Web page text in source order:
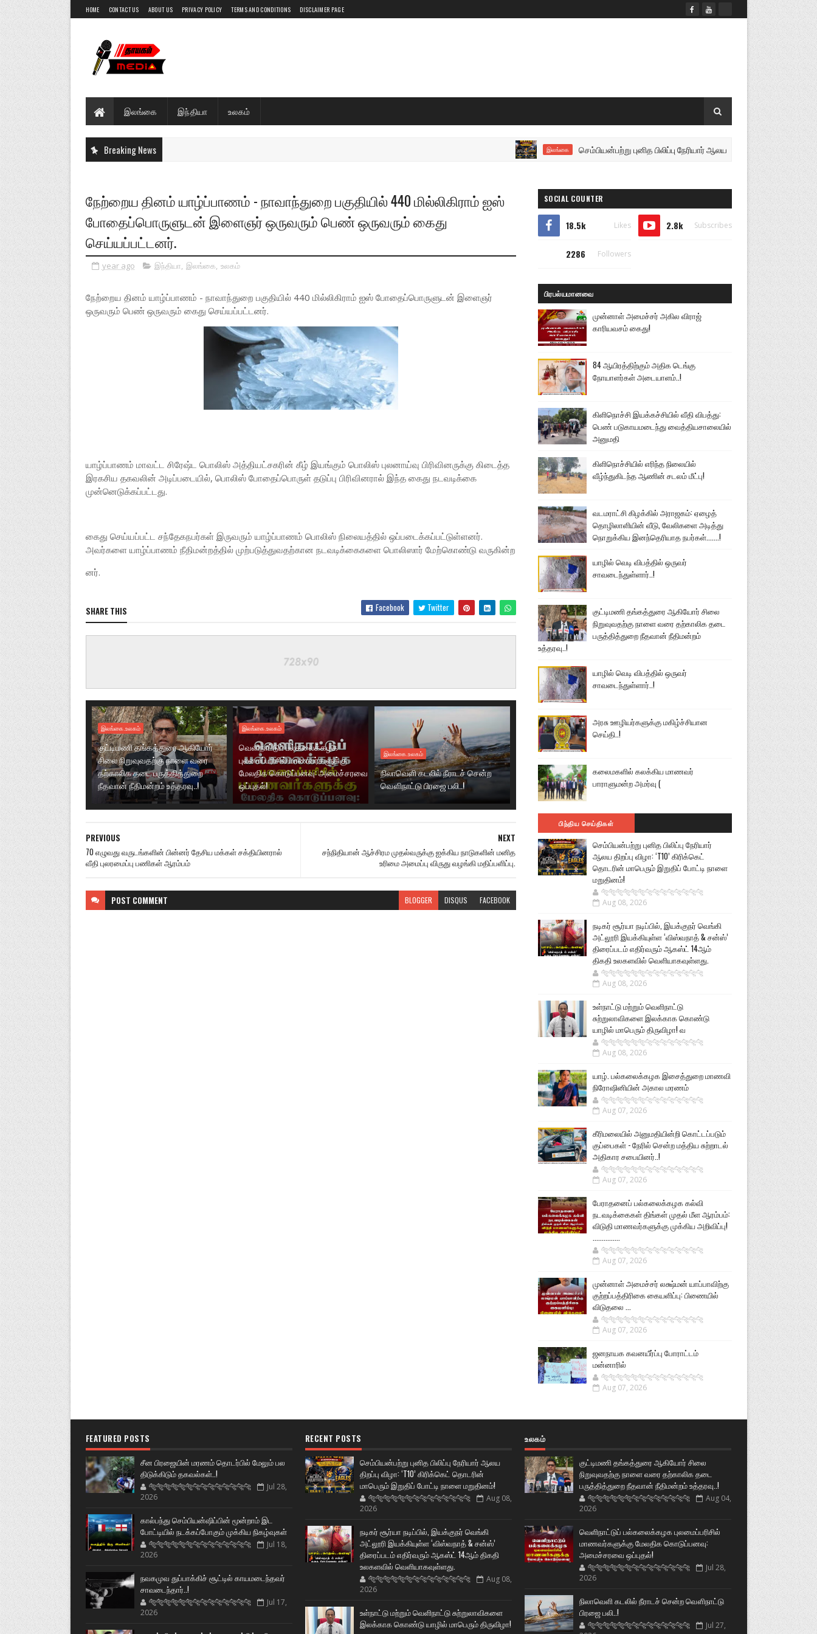
HOME CONTACT US ABOUT US PRIVACY POLICY TERMS AND CONDITIONS DISCLAIMER PAGE
இலங்கை இந்தியா உலகம்
Breaking News இலங்கை செம்பியன்பற்று புனித பிலிப்பு நேரியார் ஆலய திறப்பு விழா: ‘T10’
நேற்றைய தினம் யாழ்ப்பாணம் - நாவாந்துறை பகுதியில் 440 மில்லிகிராம் ஐஸ்
போதைப்பொருளுடன் இளைஞர் ஒருவரும் பெண் ஒருவரும் கைது
செய்யப்பட்டனர்.
year ago இந்தியா, இலங்கை, உலகம்
நேற்றைய தினம் யாழ்ப்பாணம் - நாவாந்துறை பகுதியில் 440 மில்லிகிராம் ஐஸ் போதைப்பொருளுடன் இளைஞர்
ஒருவரும் பெண் ஒருவரும் கைது செய்யப்பட்டனர்.
யாழ்ப்பாணம் மாவட்ட சிரேஷ்ட பொலிஸ் அத்தியட்சகரின் கீழ் இயங்கும் பொலிஸ் புலனாய்வு பிரிவினருக்கு கிடைத்த
இரகசிய தகவலின் அடிப்படையில், பொலிஸ் போதைப்பொருள் தடுப்பு பிரிவினரால் இந்த கைது நடவடிக்கை
முன்னெடுக்கப்பட்டது.
கைது செய்யப்பட்ட சந்தேகநபர்கள் இருவரும் யாழ்ப்பாணம் பொலிஸ் நிலையத்தில் ஒப்படைக்கப்பட்டுள்ளனர்.
அவர்களை யாழ்ப்பாணம் நீதிமன்றத்தில் முற்படுத்துவதற்கான நடவடிக்கைகளை பொலிஸார் மேற்கொண்டு வருகின்ற
னர்.
SHARE THIS Facebook Twitter
இலங்கை.உலகம்
குட்டிமணி தங்கத்துரை ஆகியோர்
சிலை நிறுவுவதற்கு நாளை வரை
தற்காலிக தடை பருத்தித்துறை
நீதவான் நீதிமன்றம் உத்தரவு..!
இலங்கை.உலகம்
வெளிநாட்டுப் பல்கலைக்கழக
புலமைப்பரிசில் மாணவர்களுக்கு
மேலதிக கொடுப்பனவு: அமைச்சரவை
ஒப்புதல்!
இலங்கை.உலகம்
நிலாவெளி கடலில் நீராடச் சென்ற
வௌிநாட்டு பிரஜை பலி..!
NEXT
சந்நிதியான் ஆச்சிரம முதல்வருக்கு ஐக்கிய நாடுகளின் மனித
உரிமை அமைப்பு விருது வழங்கி மதிப்பளிப்பு.
PREVIOUS
70 எழுவது வருடங்களின் பின்னர் தேசிய மக்கள் சக்தியினரால்
வீதி புலரமைப்பு பணிகள் ஆரம்பம்
POST COMMENT BLOGGER DISQUS FACEBOOK
SOCIAL COUNTER
18.5k Likes 2.8k Subscribes
2286 Followers
பிரபல்யமானவை
முன்னாள் அமைச்சர் அகில விராஜ்
காரியவசம் கைது!
84 ஆயிரத்திற்கும் அதிக டெங்கு
நோயாளர்கள் அடையாளம்..!
கிளிநொச்சி இயக்கச்சியில் வீதி விபத்து:
பெண் படுகாயமடைந்து வைத்தியசாலையில்
அனுமதி
கிளிநொச்சியில் எரிந்த நிலையில்
வீழ்ந்துகிடந்த ஆணின் சடலம் மீட்பு!
வடமராட்சி கிழக்கில் அராஜகம்: ஏழைத்
தொழிலாளியின் வீடு, வேலிகளை அடித்து
நொறுக்கிய இனந்தெரியாத நபர்கள்.......!
யாழில் வெடி விபத்தில் ஒருவர்
சாவடைந்துள்ளார்..!
குட்டிமணி தங்கத்துரை ஆகியோர் சிலை
நிறுவுவதற்கு நாளை வரை தற்காலிக தடை
பருத்தித்துறை நீதவான் நீதிமன்றம்
உத்தரவு..!
யாழில் வெடி விபத்தில் ஒருவர்
சாவடைந்துள்ளார்..!
அரசு ஊழியர்களுக்கு மகிழ்ச்சியான
செய்தி..!
கலைமகளில் கலக்கிய மாணவர்
பாராளுமன்ற அமர்வு (
பிந்திய செய்திகள்
செம்பியன்பற்று புனித பிலிப்பு நேரியார்
ஆலய திறப்பு விழா: ‘T10’ கிரிக்கெட்
தொடரின் மாபெரும் இறுதிப் போட்டி நாளை
மறுதினம்!
🐅🐅🐅🐅🐅🐅🐆🐆🐆🐆🐆🐆🐆🐆
Aug 08, 2026
நடிகர் சூர்யா நடிப்பில், இயக்குநர் வெங்கி
அட்லூரி இயக்கியுள்ள ‘விஸ்வநாத் & சன்ஸ்’
திரைப்படம் எதிர்வரும் ஆகஸ்ட் 14ஆம்
திகதி உலகளவில் வெளியாகவுள்ளது.
🐅🐅🐅🐅🐅🐅🐆🐆🐆🐆🐆🐆🐆🐆
Aug 08, 2026
உள்நாட்டு மற்றும் வெளிநாட்டு
சுற்றுலாவிகளை இலக்காக கொண்டு
யாழில் மாபெரும் திருவிழா! வ
🐅🐅🐅🐅🐅🐅🐆🐆🐆🐆🐆🐆🐆🐆
Aug 08, 2026
யாழ். பல்கலைக்கழக இசைத்துறை மாணவி
நிரோஷினியின் அகால மரணம்
🐅🐅🐅🐅🐅🐅🐆🐆🐆🐆🐆🐆🐆🐆
Aug 07, 2026
கீரிமலையில் அனுமதியின்றி கொட்டப்படும்
குப்பைகள் - நேரில் சென்ற மத்திய சுற்றாடல்
அதிகார சபையினர்..!
🐅🐅🐅🐅🐅🐅🐆🐆🐆🐆🐆🐆🐆🐆
Aug 07, 2026
பேராதனைப் பல்கலைக்கழக கல்வி
நடவடிக்கைகள் திங்கள் முதல் மீள ஆரம்பம்:
விடுதி மாணவர்களுக்கு முக்கிய அறிவிப்பு!
...............
🐅🐅🐅🐅🐅🐅🐆🐆🐆🐆🐆🐆🐆🐆
Aug 07, 2026
முன்னாள் அமைச்சர் லக்ஷ்மன் யாப்பாவிற்கு
குற்றப்பத்திரிகை கையளிப்பு: பிணையில்
விடுதலை ...
🐅🐅🐅🐅🐅🐅🐆🐆🐆🐆🐆🐆🐆🐆
Aug 07, 2026
ஜனநாயக கவனயீர்ப்பு போராட்டம்
மன்னாரில்
🐅🐅🐅🐅🐅🐅🐆🐆🐆🐆🐆🐆🐆🐆
Aug 07, 2026
FEATURED POSTS
சீன பிரஜையின் மரணம் தொடர்பில் மேலும் பல
திடுக்கிடும் தகவல்கள்..!
🐅🐅🐅🐅🐅🐅🐆🐆🐆🐆🐆🐆🐆🐆
Jul 28,
2026
கால்பந்து செம்பியன்ஷிப்பின் மூன்றாம் இட
போட்டியில் நடக்கப்போகும் முக்கிய நிகழ்வுகள்
🐅🐅🐅🐅🐅🐅🐆🐆🐆🐆🐆🐆🐆🐆
Jul 18,
2026
நவகமுவ துப்பாக்கிச் சூட்டில் காயமடைந்தவர்
சாவடைந்தார்..!
🐅🐅🐅🐅🐅🐅🐆🐆🐆🐆🐆🐆🐆🐆
Jul 17,
2026
RECENT POSTS
செம்பியன்பற்று புனித பிலிப்பு நேரியார் ஆலய
திறப்பு விழா: ‘T10’ கிரிக்கெட் தொடரின்
மாபெரும் இறுதிப் போட்டி நாளை மறுதினம்!
🐅🐅🐅🐅🐅🐅🐆🐆🐆🐆🐆🐆🐆🐆
Aug 08,
2026
நடிகர் சூர்யா நடிப்பில், இயக்குநர் வெங்கி
அட்லூரி இயக்கியுள்ள ‘விஸ்வநாத் & சன்ஸ்’
திரைப்படம் எதிர்வரும் ஆகஸ்ட் 14ஆம் திகதி
உலகளவில் வெளியாகவுள்ளது.
🐅🐅🐅🐅🐅🐅🐆🐆🐆🐆🐆🐆🐆🐆
Aug 08,
2026
உள்நாட்டு மற்றும் வெளிநாட்டு சுற்றுலாவிகளை
இலக்காக கொண்டு யாழில் மாபெரும் திருவிழா!
உலகம்
குட்டிமணி தங்கத்துரை ஆகியோர் சிலை
நிறுவுவதற்கு நாளை வரை தற்காலிக தடை
பருத்தித்துறை நீதவான் நீதிமன்றம் உத்தரவு..!
🐅🐅🐅🐅🐅🐅🐆🐆🐆🐆🐆🐆🐆🐆
Aug 04,
2026
வெளிநாட்டுப் பல்கலைக்கழக புலமைப்பரிசில்
மாணவர்களுக்கு மேலதிக கொடுப்பனவு:
அமைச்சரவை ஒப்புதல்!
🐅🐅🐅🐅🐅🐅🐆🐆🐆🐆🐆🐆🐆🐆
Jul 28,
2026
நிலாவெளி கடலில் நீராடச் சென்ற வௌிநாட்டு
பிரஜை பலி..!
🐅🐅🐅🐅🐅🐅🐆🐆🐆🐆🐆🐆🐆🐆
Jul 27,